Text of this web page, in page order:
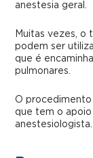
anestesia geral.
Muitas vezes, o
podem ser
que é
pulmonares.
O
que tem o
anestesiologista.